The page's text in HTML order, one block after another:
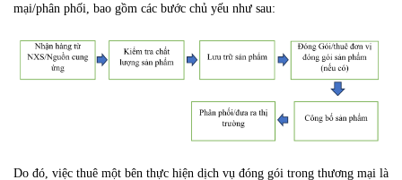
mại/phân phối, bao gồm các bước chủ yếu như sau:
Do đó, việc thuê một bên thực hiện dịch vụ đóng gói trong thương mại là